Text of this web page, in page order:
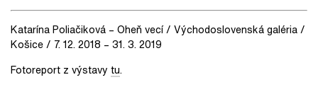
Katarína Poliačiková – Oheň vecí / Východoslovenská galéria /
Košice / 7. 12. 2018 – 31. 3. 2019
Fotoreport z výstavy tu.